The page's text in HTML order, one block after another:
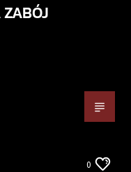
ZABÓJ
0